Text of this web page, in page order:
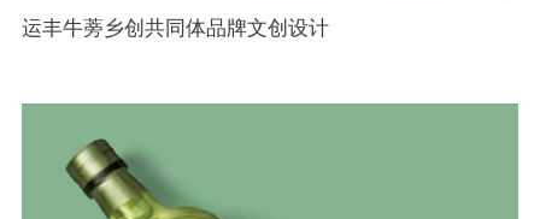
运丰牛蒡乡创共同体品牌文创设计